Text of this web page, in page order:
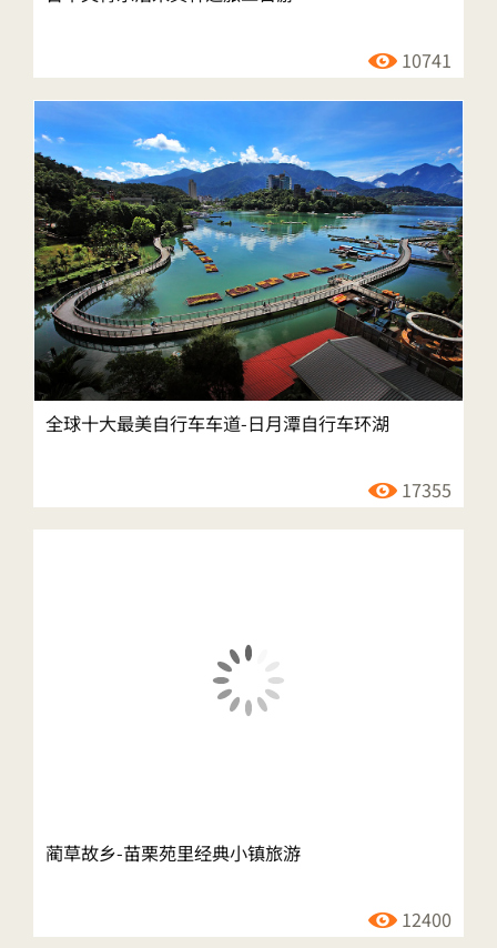
10741
全球十大最美自行车车道-日月潭自行车环湖
17355
蔺草故乡-苗栗苑里经典小镇旅游
12400